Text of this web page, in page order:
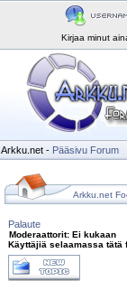
Kirjaa minut
Arkku.net - Pääsivu Forum
Arkku.net
Palaute
Moderaattorit: Ei kukaan
Käyttäjiä selaamassa tätä